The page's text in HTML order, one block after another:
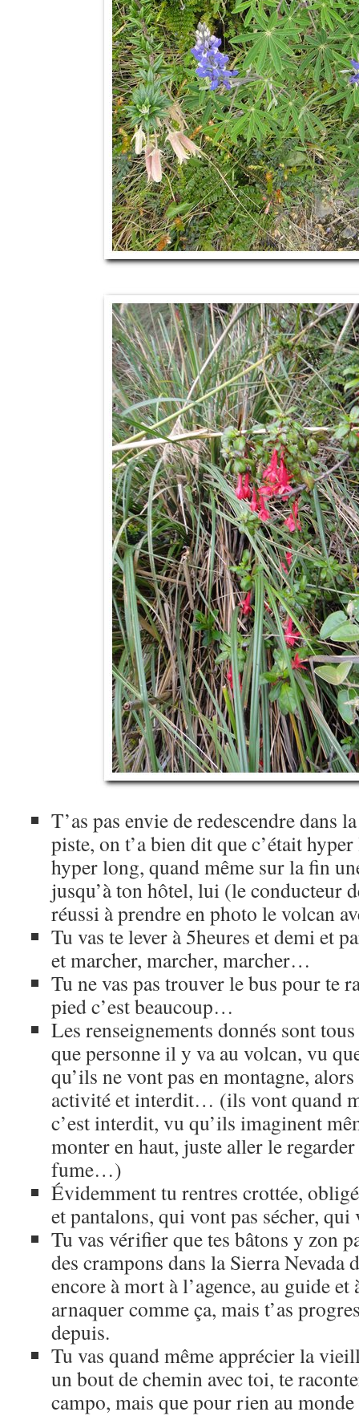
T’as pas envie de redescendre dans
piste, on t’a bien dit que c’était
hyper long, quand même sur la fin
jusqu’à ton hôtel, lui (le conducteur
réussi à prendre en photo le volcan
Tu vas te lever à 5heures et demi et
et marcher, marcher, marcher…
Tu ne vas pas trouver le bus pour te
pied c’est beaucoup…
Les renseignements donnés sont
que personne il y va au volcan, vu
qu’ils ne vont pas en montagne,
activité et interdit… (ils vont quand
c’est interdit, vu qu’ils imaginent
monter en haut, juste aller le
fume…)
Évidemment tu rentres crottée,
et pantalons, qui vont pas sécher,
Tu vas vérifier que tes bâtons y zon
des crampons dans la Sierra Nevada
encore à mort à l’agence, au guide et
arnaquer comme ça, mais t’as
depuis.
Tu vas quand même apprécier la
un bout de chemin avec toi, te
campo, mais que pour rien au